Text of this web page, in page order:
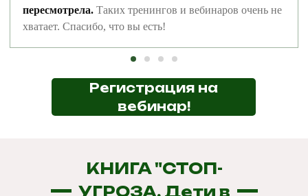
пересмотрела. Таких тренингов и вебинаров очень не
хватает. Спасибо, что вы есть!
Регистрация на
вебинар!
КНИГА "СТОП-
УГРОЗА. Дети в